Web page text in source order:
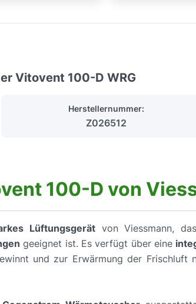
Vitovent 100-D WRG
Herstellernummer:
Z026512
100-D von
Lüftungsgerätvon Viessmann,
geeignet ist. Es verfügt über eine
und zur Erwärmung der